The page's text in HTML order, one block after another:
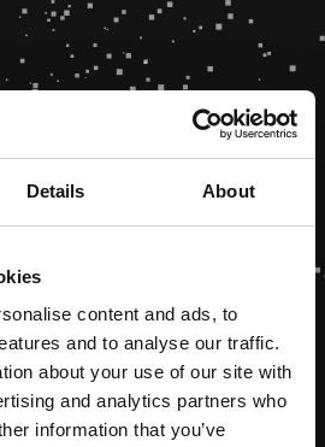
Details About
content and ads, to
and to analyse our traffic.
about your use of our site with
and analytics partners who
information that you’ve